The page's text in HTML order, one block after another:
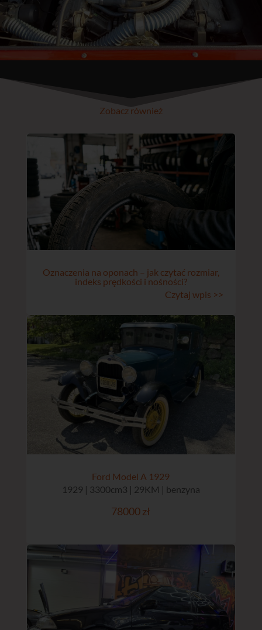
Zobacz również
Oznaczenia na oponach – jak czytać rozmiar,
indeks prędkości i nośności?
Czytaj wpis >>
Ford Model A 1929
1929 | 3300cm3 | 29KM | benzyna
78000 zł